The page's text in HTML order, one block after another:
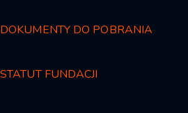
DOKUMENTY DO POBRANIA
STATUT FUNDACJI